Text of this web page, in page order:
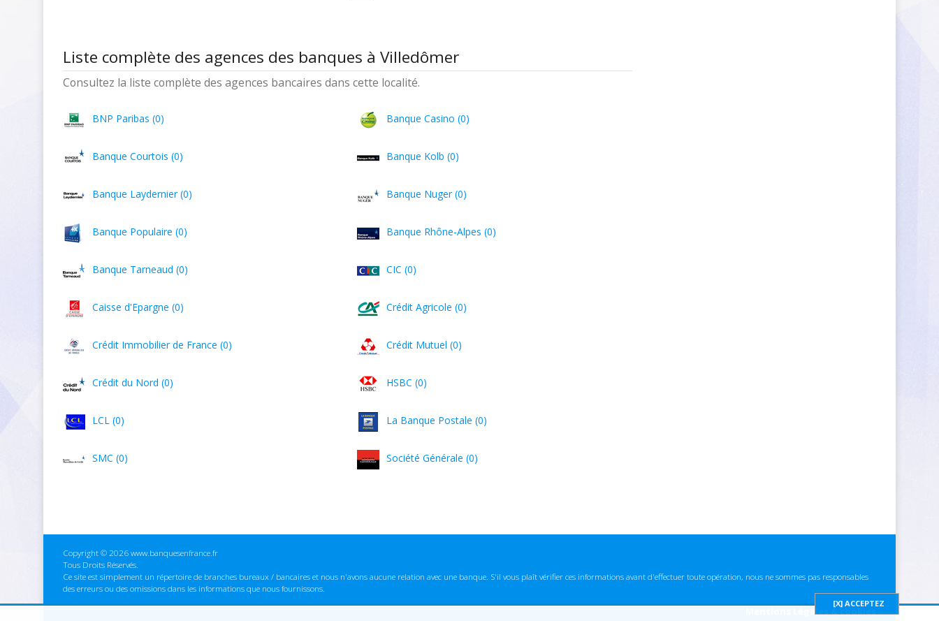
Liste complète des agences des banques à Villedômer
Consultez la liste complète des agences bancaires dans cette localité.
BNP Paribas (0) Banque Casino (0)
Banque Courtois (0) Banque Kolb (0)
Banque Laydernier (0) Banque Nuger (0)
Banque Populaire (0) Banque Rhône-Alpes (0)
Banque Tarneaud (0) CIC (0)
Caisse d'Epargne (0) Crédit Agricole (0)
Crédit Immobilier de France (0) Crédit Mutuel (0)
Crédit du Nord (0) HSBC (0)
LCL (0) La Banque Postale (0)
SMC (0) Société Générale (0)
Copyright © 2026 www.banquesenfrance.fr
Tous Droits Réservés.
Ce site est simplement un répertoire de branches bureaux / bancaires et nous n'avons aucune relation avec une banque. S'il vous plaît vérifier ces informations avant d'effectuer toute opération, nous ne sommes pas responsables
des erreurs ou des omissions dans les informations que nous fournissons.
Mentions Légales & cookies